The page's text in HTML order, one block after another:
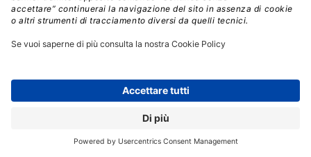
l’aggiornamento diVMware vSphere Kubernetes
nuovi partner tecnologici per l’ecosistema VKS: F5,
Velero entra nel CNCF Sandbox
source è la donazione diVeleroal CNCF Sandbox, il